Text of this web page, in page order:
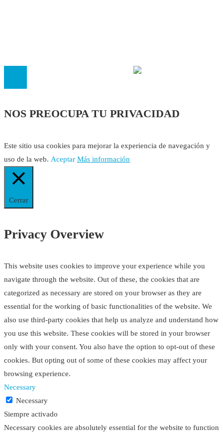
NOS PREOCUPA TU PRIVACIDAD
Este sitio usa cookies para mejorar la experiencia de navegación y
uso de la web. Aceptar Más información
Cerrar
Privacy Overview
This website uses cookies to improve your experience while you
navigate through the website. Out of these, the cookies that are
categorized as necessary are stored on your browser as they are
essential for the working of basic functionalities of the website. We
also use third-party cookies that help us analyze and understand how
you use this website. These cookies will be stored in your browser
only with your consent. You also have the option to opt-out of these
cookies. But opting out of some of these cookies may affect your
browsing experience.
Necessary
Necessary
Siempre activado
Necessary cookies are absolutely essential for the website to function